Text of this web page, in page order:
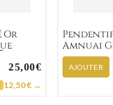
Or
25,00€
12,50 € →
Amnuai
AJOUTER